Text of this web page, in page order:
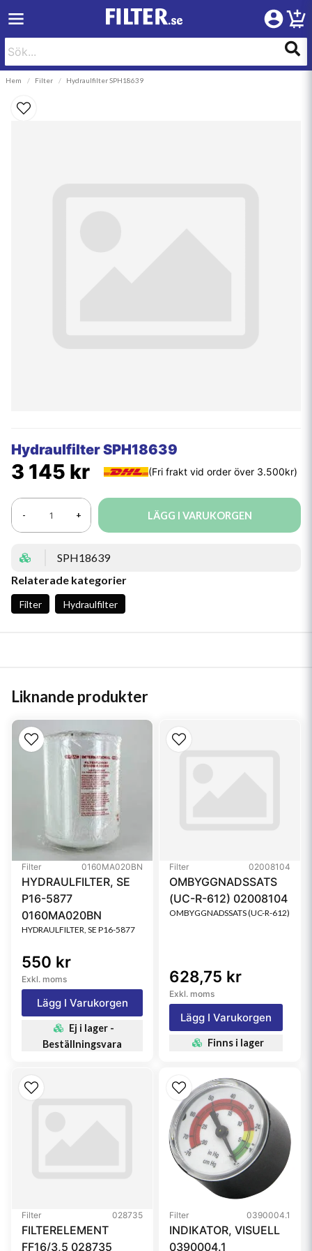
Hem Filter Hydraulfilter SPH18639
Hydraulfilter SPH18639
3 145 kr
- + LÄGG I VARUKORGEN
SPH18639
Relaterade kategorier
Filter Hydraulfilter
Liknande produkter
Filter 0160MA020BN
HYDRAULFILTER, SE
P16-5877
0160MA020BN
HYDRAULFILTER, SE P16-5877
550 kr
Exkl. moms
Lägg I Varukorgen
Ej i lager -
Beställningsvara
Filter 02008104
OMBYGGNADSSATS
(UC-R-612) 02008104
OMBYGGNADSSATS (UC-R-612)
628,75 kr
Exkl. moms
Lägg I Varukorgen
Finns i lager
Filter 028735
FILTERELEMENT
FF16/3,5 028735
Filter 0390004.1
INDIKATOR, VISUELL
0390004.1